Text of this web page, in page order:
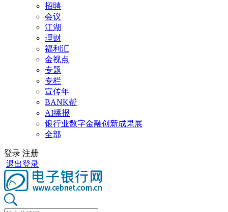
招聘
会议
江湖
理财
福利汇
金视点
专题
专栏
宣传年
BANK帮
AI播报
银行业数字金融创新成果展
全部
登录 注册
退出登录